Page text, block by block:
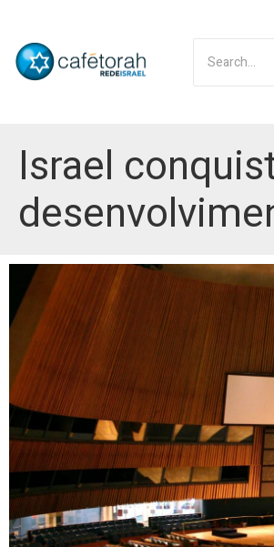
Israel